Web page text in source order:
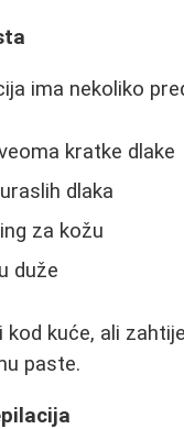
ima nekoliko
kratke dlake
dlaka
za kožu
duže
kuće, ali
paste.